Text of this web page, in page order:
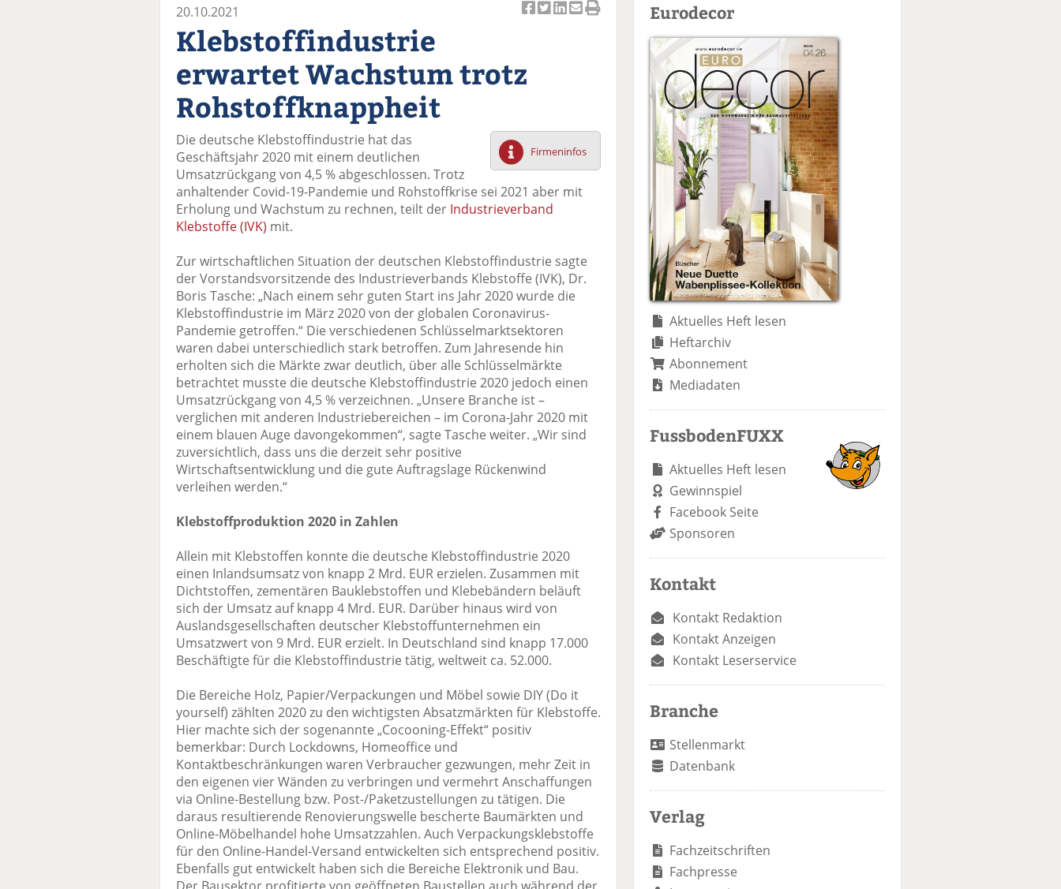
el
F
ac
e
o
o
il
e
n
tt
er
Li
n
di
e
n
E
m
v
d
e
n
ck
e
20.10.2021
Klebstoffindustrie
erwartet Wachstum trotz
Rohstoffknappheit
Firmeninfos
Die deutsche Klebstoffindustrie hat das
Geschäftsjahr 2020 mit einem deutlichen
Umsatzrückgang von 4,5 % abgeschlossen. Trotz
anhaltender Covid-19-Pandemie und Rohstoffkrise sei 2021 aber mit
Erholung und Wachstum zu rechnen, teilt der Industrieverband
Klebstoffe (IVK) mit.
Zur wirtschaftlichen Situation der deutschen Klebstoffindustrie sagte
der Vorstandsvorsitzende des Industrieverbands Klebstoffe (IVK), Dr.
Boris Tasche: „Nach einem sehr guten Start ins Jahr 2020 wurde die
Klebstoffindustrie im März 2020 von der globalen Coronavirus-
Pandemie getroffen.“ Die verschiedenen Schlüsselmarktsektoren
waren dabei unterschiedlich stark betroffen. Zum Jahresende hin
erholten sich die Märkte zwar deutlich, über alle Schlüsselmärkte
betrachtet musste die deutsche Klebstoffindustrie 2020 jedoch einen
Umsatzrückgang von 4,5 % verzeichnen. „Unsere Branche ist –
verglichen mit anderen Industriebereichen – im Corona-Jahr 2020 mit
einem blauen Auge davongekommen“, sagte Tasche weiter. „Wir sind
zuversichtlich, dass uns die derzeit sehr positive
Wirtschaftsentwicklung und die gute Auftragslage Rückenwind
verleihen werden.“
Klebstoffproduktion 2020 in Zahlen
Allein mit Klebstoffen konnte die deutsche Klebstoffindustrie 2020
einen Inlandsumsatz von knapp 2 Mrd. EUR erzielen. Zusammen mit
Dichtstoffen, zementären Bauklebstoffen und Klebebändern beläuft
sich der Umsatz auf knapp 4 Mrd. EUR. Darüber hinaus wird von
Auslandsgesellschaften deutscher Klebstoffunternehmen ein
Umsatzwert von 9 Mrd. EUR erzielt. In Deutschland sind knapp 17.000
Beschäftigte für die Klebstoffindustrie tätig, weltweit ca. 52.000.
Die Bereiche Holz, Papier/Verpackungen und Möbel sowie DIY (Do it
yourself) zählten 2020 zu den wichtigsten Absatzmärkten für Klebstoffe.
Hier machte sich der sogenannte „Cocooning-Effekt“ positiv
bemerkbar: Durch Lockdowns, Homeoffice und
Kontaktbeschränkungen waren Verbraucher gezwungen, mehr Zeit in
den eigenen vier Wänden zu verbringen und vermehrt Anschaffungen
via Online-Bestellung bzw. Post-/Paketzustellungen zu tätigen. Die
daraus resultierende Renovierungswelle bescherte Baumärkten und
Online-Möbelhandel hohe Umsatzzahlen. Auch Verpackungsklebstoffe
für den Online-Handel-Versand entwickelten sich entsprechend positiv.
Ebenfalls gut entwickelt haben sich die Bereiche Elektronik und Bau.
Eurodecor
Aktuelles Heft lesen
Heftarchiv
Abonnement
Mediadaten
FussbodenFUXX
Aktuelles Heft lesen
Gewinnspiel
Facebook Seite
Sponsoren
Kontakt
Kontakt Redaktion
Kontakt Anzeigen
Kontakt Leserservice
Branche
Stellenmarkt
Datenbank
Verlag
Fachzeitschriften
Fachpresse